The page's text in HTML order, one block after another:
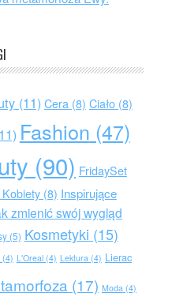
(11) Cera(8) Ciało(8)
Fashion (47)
(90) FridaySet
(8) Inspirujące
zmienić swój wygląd
(5) Kosmetyki (15)
(4) L'Oreal(4) Lektura(4) Lierac
(17) Moda(4)